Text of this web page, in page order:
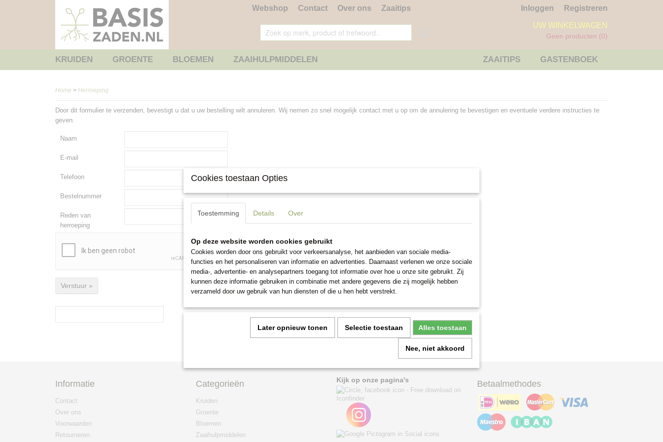
Webshop Contact Over ons Zaaitips Inloggen Registreren
UW WINKELWAGEN
Geen producten (0)
GASTENBOEK
ZAAITIPS
KRUIDEN GROENTE BLOEMEN ZAAIHULPMIDDELEN
Home > Herroeping
Door dit formulier te verzenden, bevestigt u dat u uw bestelling wilt annuleren. Wij nemen zo snel mogelijk contact met u op om de annulering te bevestigen en eventuele verdere instructies te
geven.
Naam
E-mail
Telefoon
Bestelnummer
Reden van
herroeping
Verstuur »
Informatie
Contact
Over ons
Voorwaarden
Retourneren
Categorieën
Kruiden
Groente
Bloemen
Zaaihulpmiddelen
Kijk op onze pagina's Betaalmethodes
Cookies toestaan Opties
Toestemming Details Over
Op deze website worden cookies gebruikt
Cookies worden door ons gebruikt voor verkeersanalyse, het aanbieden van sociale media-
functies en het personaliseren van informatie en advertenties. Daarnaast verlenen we onze sociale
media-, advertentie- en analysepartners toegang tot informatie over hoe u onze site gebruikt. Zij
kunnen deze informatie gebruiken in combinatie met andere gegevens die zij mogelijk hebben
verzameld door uw gebruik van hun diensten of die u hen hebt verstrekt.
Later opnieuw tonen Selectie toestaan Alles toestaan
Nee, niet akkoord